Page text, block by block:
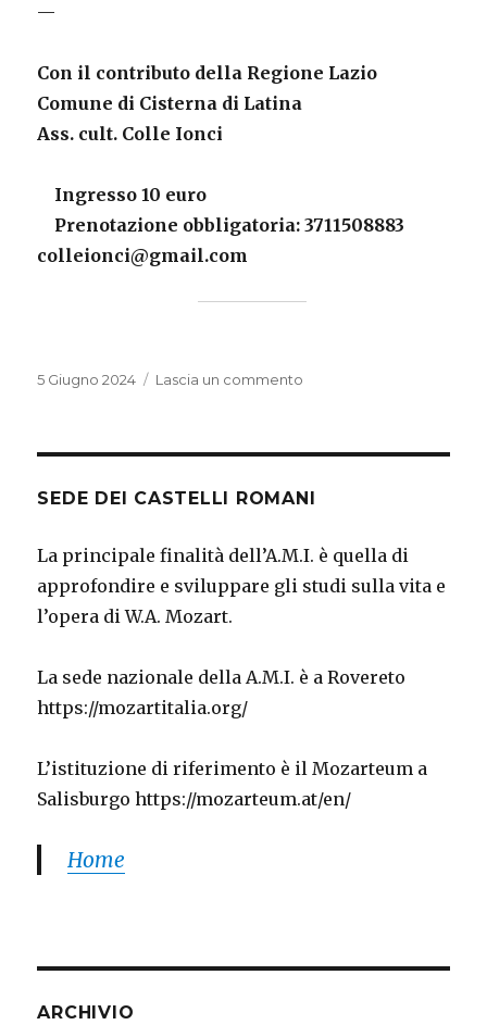
—
Con il contributo della Regione Lazio
Comune di Cisterna di Latina
Ass. cult. Colle Ionci
Ingresso 10 euro
Prenotazione obbligatoria: 3711508883
colleionci@gmail.com
Pubblicato
5 Giugno 2024 Lascia un commento
–
2024-
25
SEDE DEI CASTELLI ROMANI
La principale finalità dell’A.M.I. è quella di
approfondire e sviluppare gli studi sulla vita e
l’opera di W.A. Mozart.
La sede nazionale della A.M.I. è a Rovereto
https://mozartitalia.org/
L’istituzione di riferimento è il Mozarteum a
Salisburgo https://mozarteum.at/en/
Home
ARCHIVIO